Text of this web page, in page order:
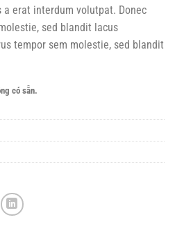
a erat interdum volutpat. Donec
sed blandit lacus
tempor sem molestie, sed blandit
có sẵn.